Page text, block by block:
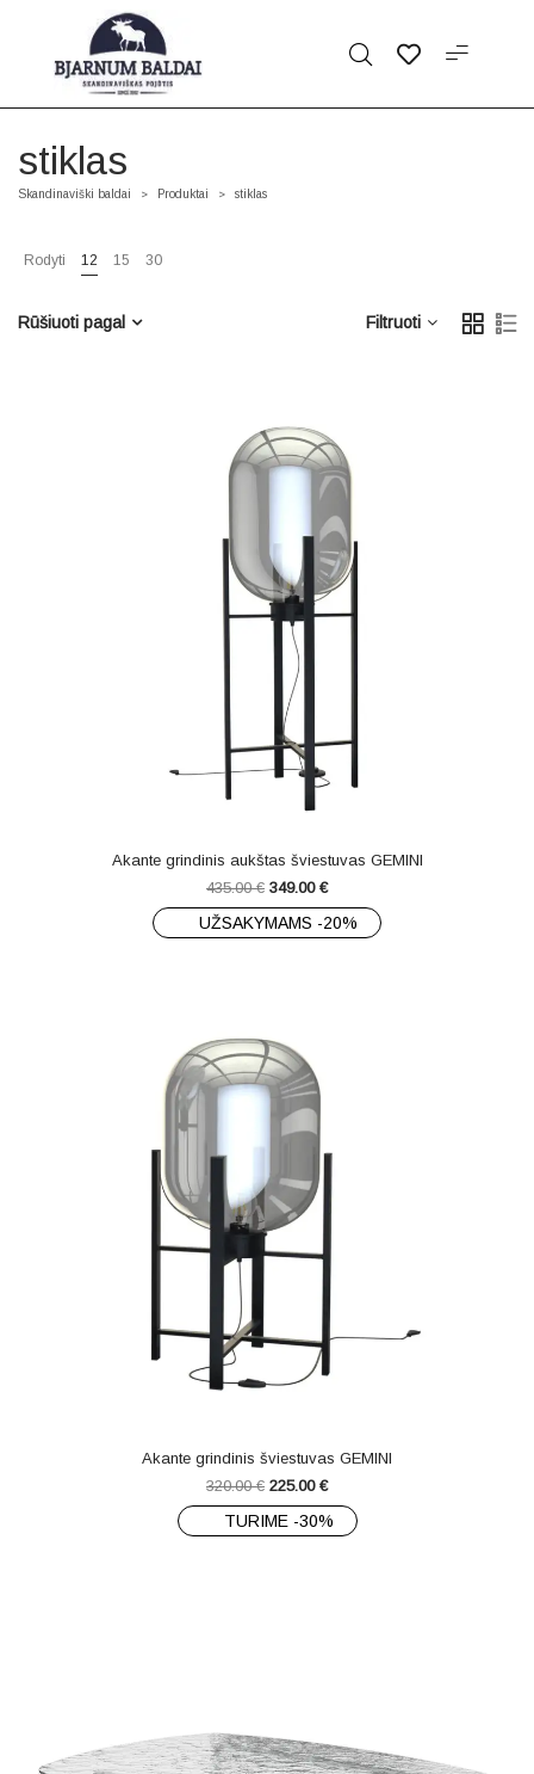
stiklas
Skandinaviški baldai > Produktai > stiklas
Rodyti 12 15 30
Filtruoti
Rūšiuoti pagal
Akante grindinis aukštas šviestuvas GEMINI
435.00€ 349.00 €
UŽSAKYMAMS -20%
Akante grindinis šviestuvas GEMINI
320.00€ 225.00 €
TURIME -30%